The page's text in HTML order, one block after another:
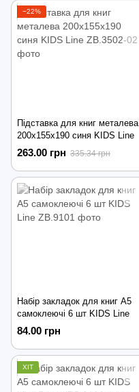
−22%
Підставка для книг металева
200х155х190 синя KIDS Line
263.00 грн 335.34 грн
Набір закладок для книг А5
самоклеючі 6 шт KIDS Line
84.00 грн
ХІТ